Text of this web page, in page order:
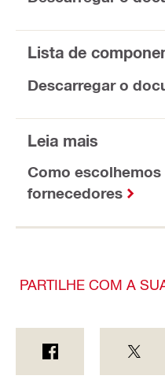
Lista de
Descarregar o
Leia mais
Como
fornecedores
PARTILHE COM A